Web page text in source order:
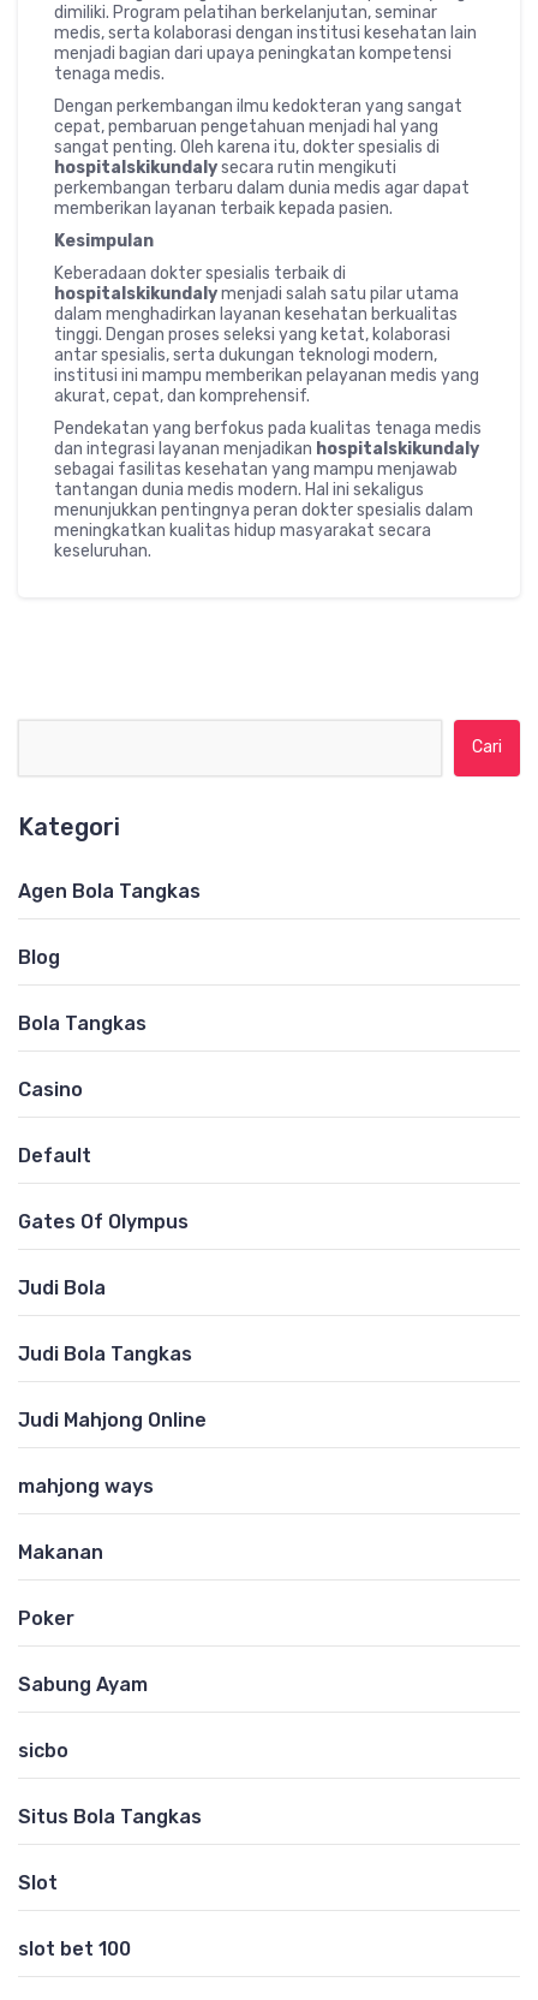
dimiliki. Program pelatihan berkelanjutan, seminar
medis, serta kolaborasi dengan institusi kesehatan lain
menjadi bagian dari upaya peningkatan kompetensi
tenaga medis.
Dengan perkembangan ilmu kedokteran yang sangat
cepat, pembaruan pengetahuan menjadi hal yang
sangat penting. Oleh karena itu, dokter spesialis di
hospitalskikundalysecara rutin mengikuti
perkembangan terbaru dalam dunia medis agar dapat
memberikan layanan terbaik kepada pasien.
Kesimpulan
Keberadaan dokter spesialis terbaik di
hospitalskikundalymenjadi salah satu pilar utama
dalam menghadirkan layanan kesehatan berkualitas
tinggi. Dengan proses seleksi yang ketat, kolaborasi
antar spesialis, serta dukungan teknologi modern,
institusi ini mampu memberikan pelayanan medis yang
akurat, cepat, dan komprehensif.
Pendekatan yang berfokus pada kualitas tenaga medis
dan integrasi layanan menjadikan hospitalskikundaly
sebagai fasilitas kesehatan yang mampu menjawab
tantangan dunia medis modern. Hal ini sekaligus
menunjukkan pentingnya peran dokter spesialis dalam
meningkatkan kualitas hidup masyarakat secara
keseluruhan.
Kategori
Agen Bola Tangkas
Blog
Bola Tangkas
Casino
Default
Gates Of Olympus
Judi Bola
Judi Bola Tangkas
Judi Mahjong Online
mahjong ways
Makanan
Poker
Sabung Ayam
sicbo
Situs Bola Tangkas
Slot
slot bet 100